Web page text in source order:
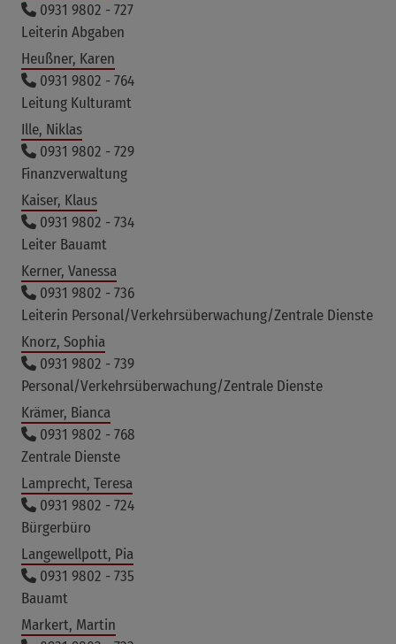
0931 9802 - 727
Leiterin Abgaben
Heußner, Karen
0931 9802 - 764
Leitung Kulturamt
Ille, Niklas
0931 9802 - 729
Finanzverwaltung
Kaiser, Klaus
0931 9802 - 734
Leiter Bauamt
Kerner, Vanessa
0931 9802 - 736
Leiterin Personal/Verkehrsüberwachung/Zentrale Dienste
Knorz, Sophia
0931 9802 - 739
Personal/Verkehrsüberwachung/Zentrale Dienste
Krämer, Bianca
0931 9802 - 768
Zentrale Dienste
Lamprecht, Teresa
0931 9802 - 724
Bürgerbüro
Langewellpott, Pia
0931 9802 - 735
Bauamt
Markert, Martin